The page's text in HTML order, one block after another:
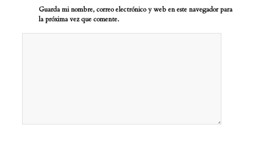
Guarda mi nombre, correo electrónico y web en este navegador para
la próxima vez que comente.